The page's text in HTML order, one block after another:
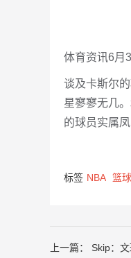
体育资讯6月
谈及卡斯尔
星寥寥无几
的球员实属
标签 NBA 篮球
上一篇： Skip：